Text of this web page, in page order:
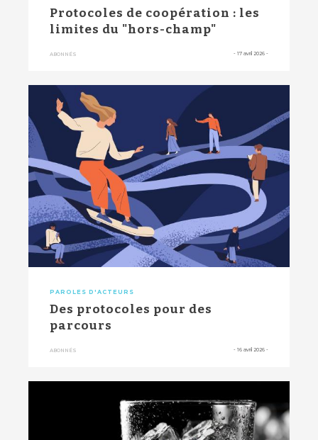
Protocoles de coopération : les
limites du "hors-champ"
ABONNÉS - 17 avril 2026 -
PAROLES D'ACTEURS
Des protocoles pour des
parcours
ABONNÉS - 16 avril 2026 -